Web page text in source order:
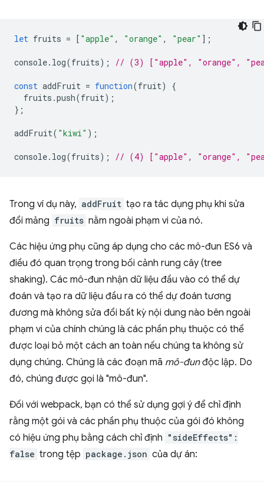
let fruits = [ "apple" , "orange" , "pear" ];
console. log(fruits); // (3) ["apple", "orange",
const addFruit = function(fruit)
{
fruits .push(fruit);
};
addFruit( "kiwi" );
console. log(fruits); // (4) ["apple", "orange",
Trong ví dụ này, addFruit tạo ra tác dụng phụ khi sửa
đổi mảng fruits nằm ngoài phạm vi của nó.
Các hiệu ứng phụ cũng áp dụng cho các mô-đun ES6 và
điều đó quan trọng trong bối cảnh rung cây (tree
shaking). Các mô-đun nhận dữ liệu đầu vào có thể dự
đoán và tạo ra dữ liệu đầu ra có thể dự đoán tương
đương mà không sửa đổi bất kỳ nội dung nào bên ngoài
phạm vi của chính chúng là các phần phụ thuộc có thể
được loại bỏ một cách an toàn nếu chúng ta không sử
dụng chúng. Chúng là các đoạn mã mô-đunđộc lập. Do
đó, chúng được gọi là "mô-đun".
Đối với webpack, bạn có thể sử dụng gợi ý để chỉ định
rằng một gói và các phần phụ thuộc của gói đó không
có hiệu ứng phụ bằng cách chỉ định "sideEffects":
false trong tệp package.json của dự án: